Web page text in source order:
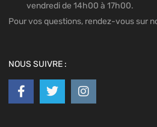
vendredi de 14h00 à 17h00.
Pour vos questions, rendez-vous sur
NOUS SUIVRE :